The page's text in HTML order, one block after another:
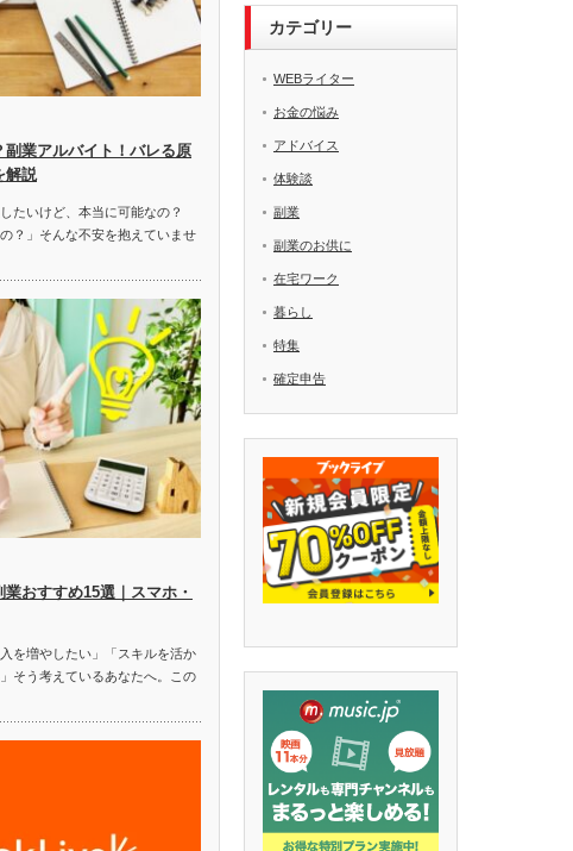
副業アルバイト！バレる原
解説
たいけど、本当に可能なの？
？」そんな不安を抱えていませ
業おすすめ15選｜スマホ・
を増やしたい」「スキルを活か
そう考えているあなたへ。この
カテゴリー
WEBライター
お金の悩み
アドバイス
体験談
副業
副業のお供に
在宅ワーク
暮らし
特集
確定申告